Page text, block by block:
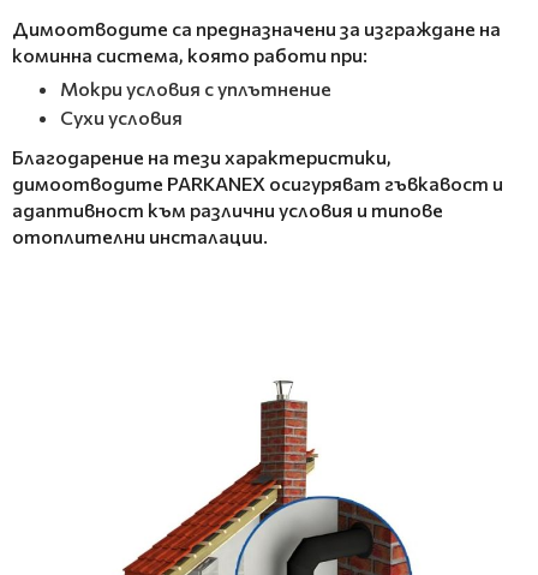
Димоотводите са предназначени за изграждане на
коминна система, която работи при:
Мокри условия с уплътнение
Сухи условия
Благодарение на тези характеристики,
димоотводите PARKANEX осигуряват гъвкавост и
адаптивност към различни условия и типове
отоплителни инсталации.